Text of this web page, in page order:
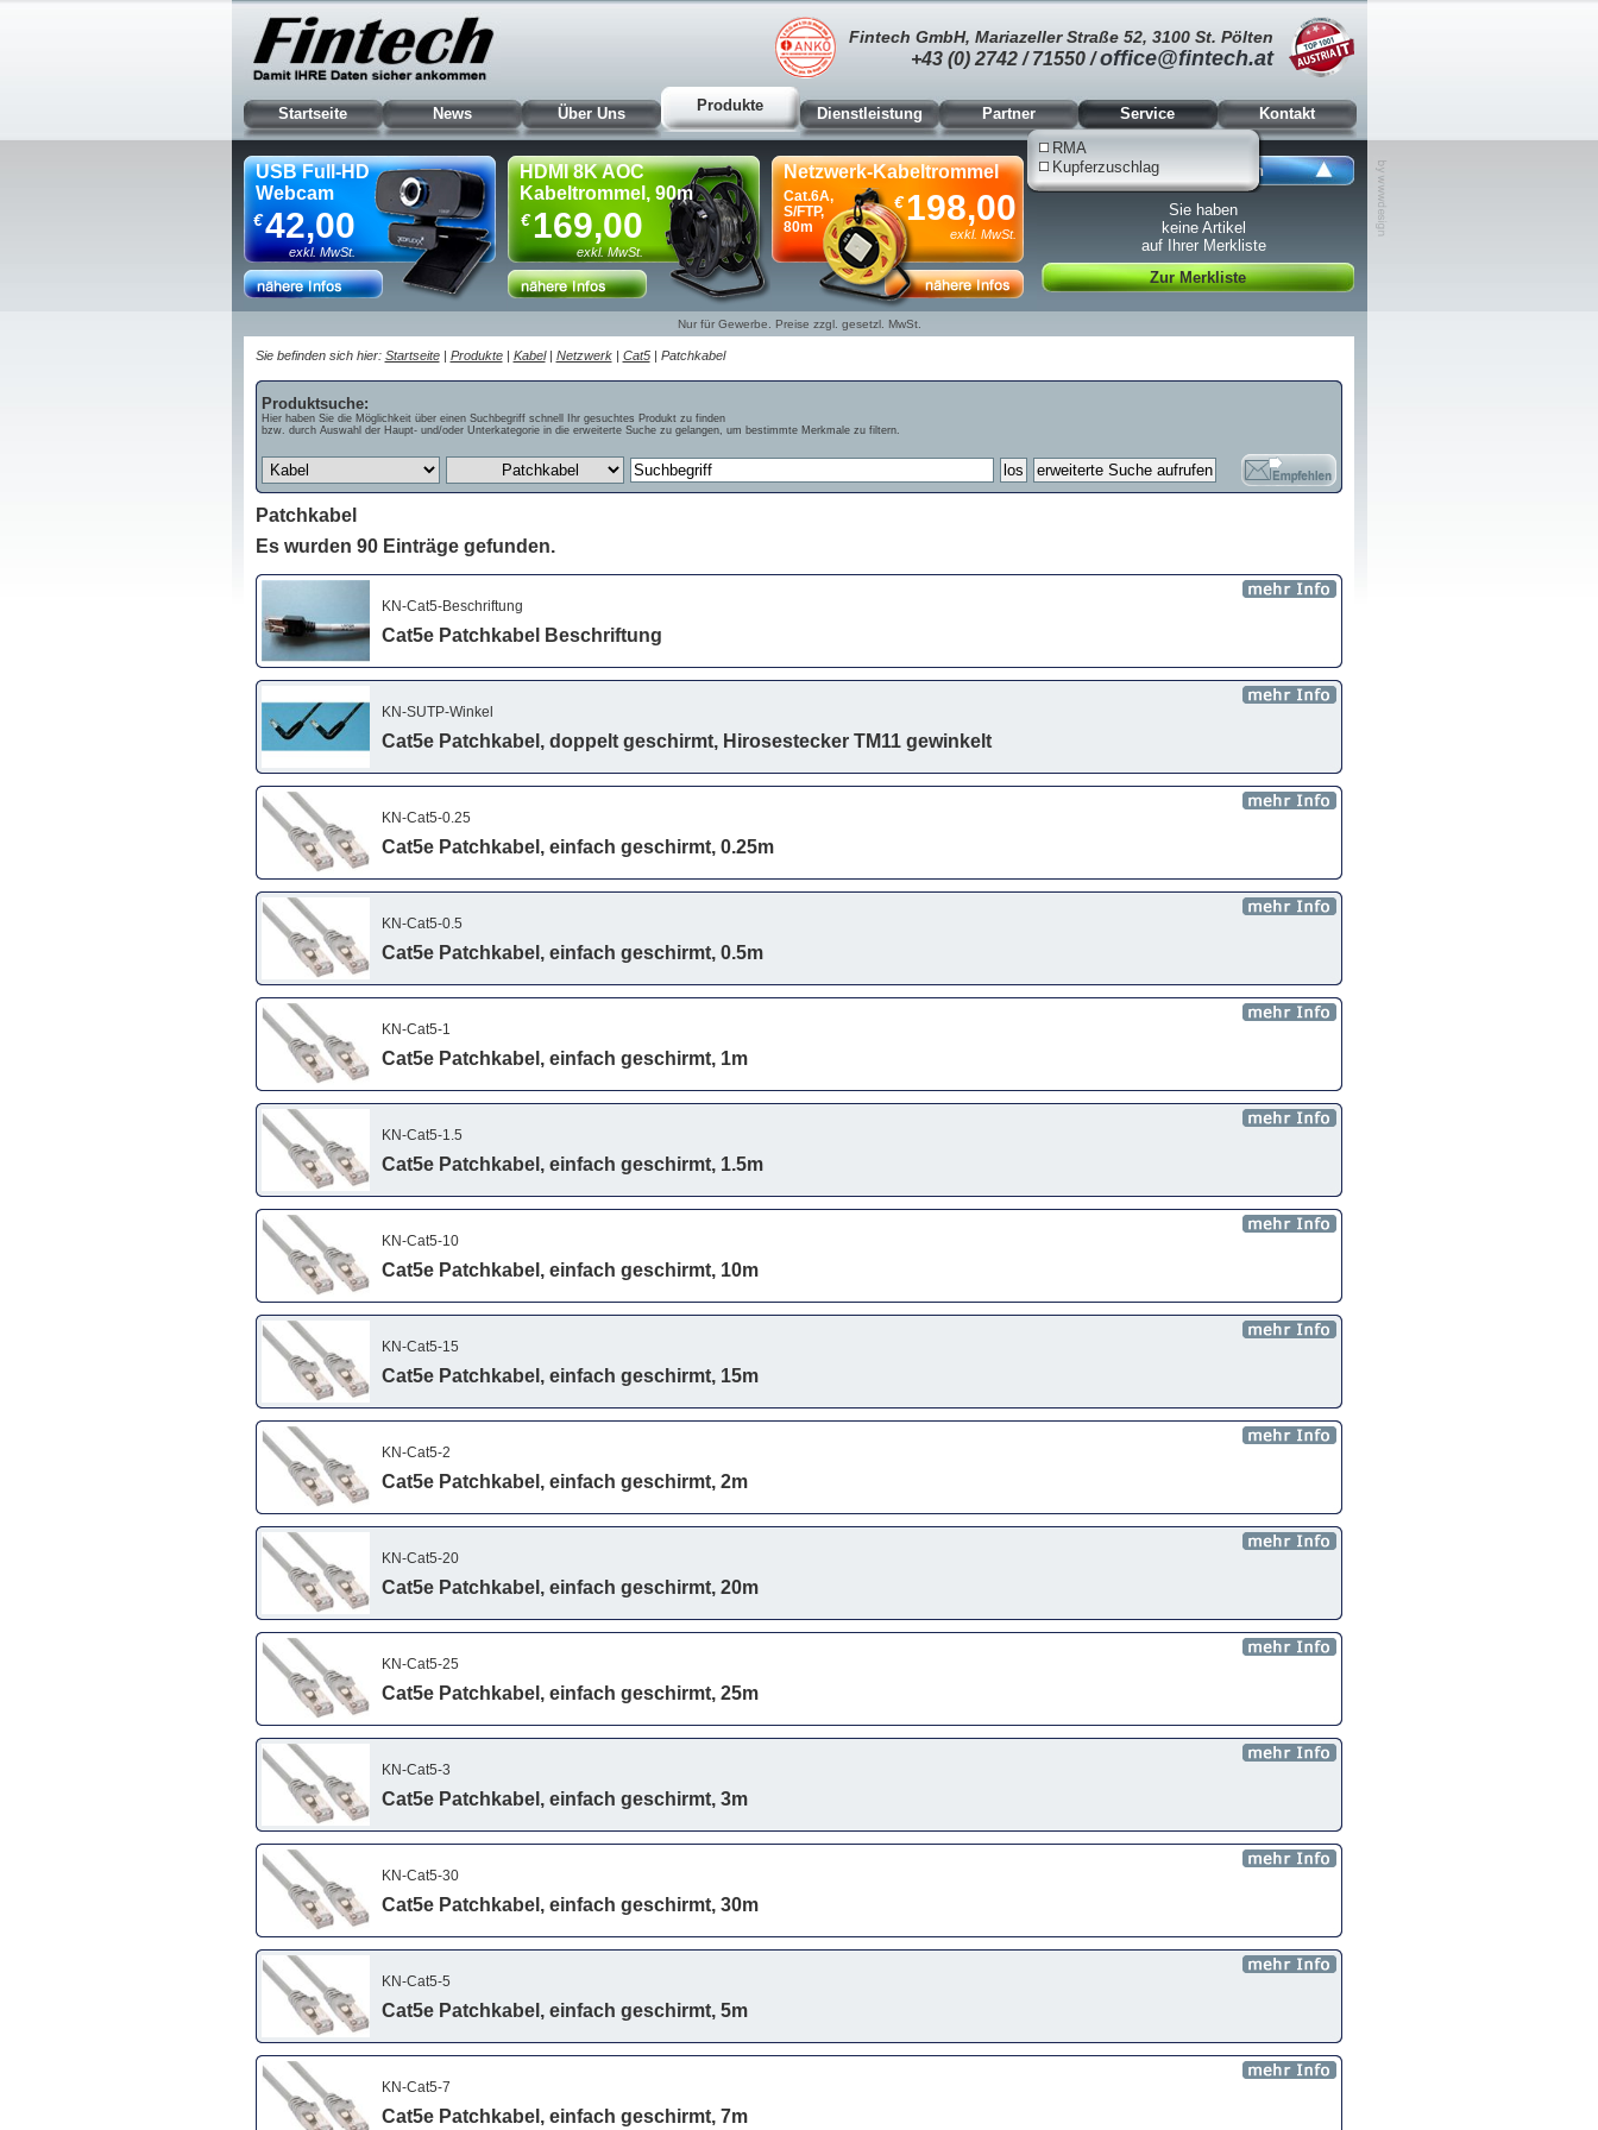
Fintech GmbH, Mariazeller Straße 52, 3100 St. Pölten
+43 (0) 2742 / 71550 /office@fintech.at
Startseite News Über Uns Produkte Dienstleistung Partner
Service
RMA
Kupferzuschlag
Kontakt
USB Full-HD
Webcam
42,00
€
exkl. MwSt.
HDMI 8K AOC
Kabeltrommel, 90m
169,00
€
exkl. MwSt.
Netzwerk-Kabeltrommel
Cat.6A,
S/FTP,
80m
198,00
€
exkl. MwSt.
Ansicht schließen
Sie haben
keine Artikel
auf Ihrer Merkliste
Zur Merkliste
Nur für Gewerbe. Preise zzgl. gesetzl. MwSt.
Sie befinden sich hier: Startseite| Produkte| Kabel| Netzwerk| Cat5| Patchkabel
Produktsuche:
Hier haben Sie die Möglichkeit über einen Suchbegriff schnell Ihr gesuchtes Produkt zu finden
bzw. durch Auswahl der Haupt- und/oder Unterkategorie in die erweiterte Suche zu gelangen, um bestimmte Merkmale zu filtern.
Patchkabel
Es wurden 90 Einträge gefunden.
KN-Cat5-Beschriftung
Cat5e Patchkabel Beschriftung
KN-SUTP-Winkel
Cat5e Patchkabel, doppelt geschirmt, Hirosestecker TM11 gewinkelt
KN-Cat5-0.25
Cat5e Patchkabel, einfach geschirmt, 0.25m
KN-Cat5-0.5
Cat5e Patchkabel, einfach geschirmt, 0.5m
KN-Cat5-1
Cat5e Patchkabel, einfach geschirmt, 1m
KN-Cat5-1.5
Cat5e Patchkabel, einfach geschirmt, 1.5m
KN-Cat5-10
Cat5e Patchkabel, einfach geschirmt, 10m
KN-Cat5-15
Cat5e Patchkabel, einfach geschirmt, 15m
KN-Cat5-2
Cat5e Patchkabel, einfach geschirmt, 2m
KN-Cat5-20
Cat5e Patchkabel, einfach geschirmt, 20m
KN-Cat5-25
Cat5e Patchkabel, einfach geschirmt, 25m
KN-Cat5-3
Cat5e Patchkabel, einfach geschirmt, 3m
KN-Cat5-30
Cat5e Patchkabel, einfach geschirmt, 30m
KN-Cat5-5
Cat5e Patchkabel, einfach geschirmt, 5m
KN-Cat5-7
Cat5e Patchkabel, einfach geschirmt, 7m